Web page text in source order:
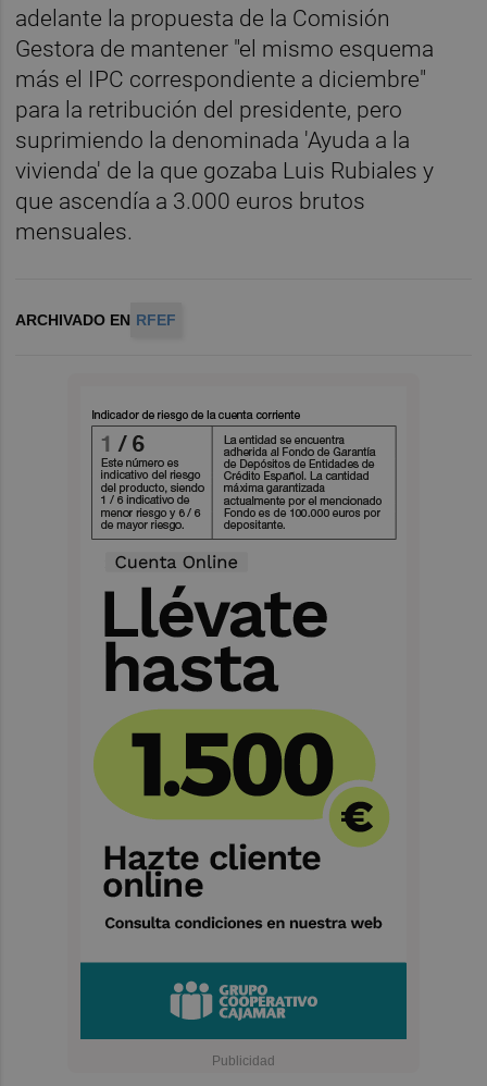
adelante la propuesta de la Comisión
Gestora de mantener "el mismo esquema
más el IPC correspondiente a diciembre"
para la retribución del presidente, pero
suprimiendo la denominada 'Ayuda a la
vivienda' de la que gozaba Luis Rubiales y
que ascendía a 3.000 euros brutos
mensuales.
ARCHIVADO EN RFEF